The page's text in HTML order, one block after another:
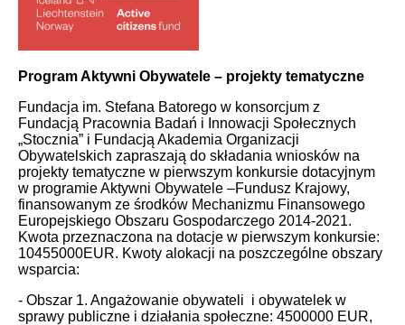
Program Aktywni Obywatele – projekty tematyczne
Fundacja im. Stefana Batorego w konsorcjum z
Fundacją Pracownia Badań i Innowacji Społecznych
„Stocznia” i Fundacją Akademia Organizacji
Obywatelskich zapraszają do składania wniosków na
projekty tematyczne w pierwszym konkursie dotacyjnym
w programie Aktywni Obywatele –Fundusz Krajowy,
finansowanym ze środków Mechanizmu Finansowego
Europejskiego Obszaru Gospodarczego 2014-2021.
Kwota przeznaczona na dotacje w pierwszym konkursie:
10455000EUR. Kwoty alokacji na poszczególne obszary
wsparcia:
- Obszar 1. Angażowanie obywateli i obywatelek w
sprawy publiczne i działania społeczne: 4500000 EUR,